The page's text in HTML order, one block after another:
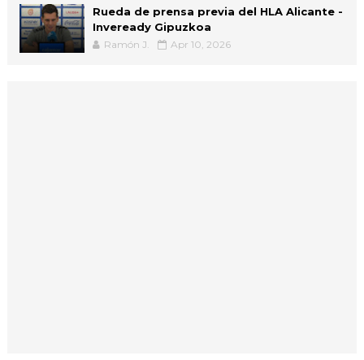
Rueda de prensa previa del HLA Alicante -
Inveready Gipuzkoa
Ramón J. Apr 10, 2026